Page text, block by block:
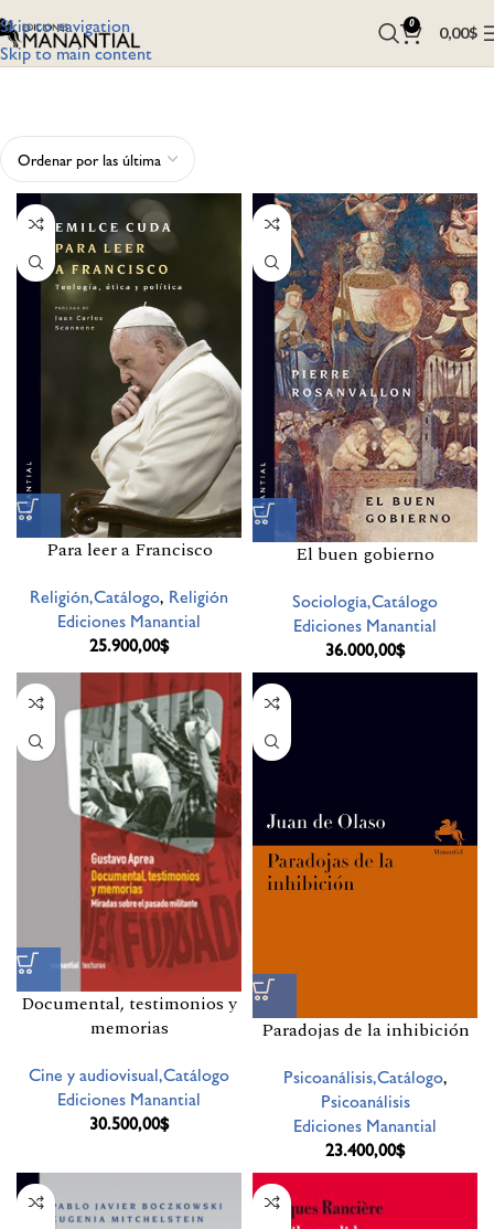
Skip to navigation
Skip to main content
0 0,00$
Para leer a Francisco
Religión,Catálogo, Religión
Ediciones Manantial
25.900,00$
El buen gobierno
Sociología,Catálogo
Ediciones Manantial
36.000,00$
Documental, testimonios y
memorias
Cine y audiovisual,Catálogo
Ediciones Manantial
30.500,00$
Paradojas de la inhibición
Psicoanálisis,Catálogo,
Psicoanálisis
Ediciones Manantial
23.400,00$